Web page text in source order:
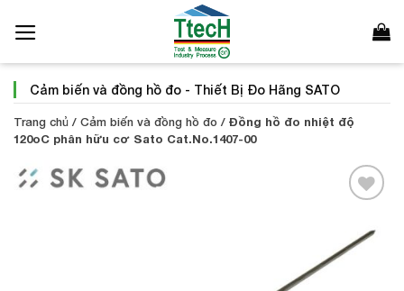
qua
dung
Cảm biến và đồng hồ đo - Thiết Bị Đo Hãng SATO
Trang chủ / Cảm biến và đồng hồ đo / Đồng hồ đo nhiệt độ
120oC phân hữu cơ Sato Cat.No.1407-00
Wishlist